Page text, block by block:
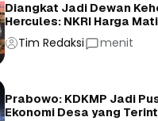
Diangkat Jadi Dewan
Hercules: NKRI Harga Mati
Tim Redaksi menit
Prabowo: KDKMP Jadi
Ekonomi Desa yang